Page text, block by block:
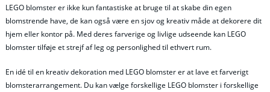
LEGO blomster er ikke kun fantastiske at bruge til at skabe din egen
blomstrende have, de kan også være en sjov og kreativ måde at dekorere dit
hjem eller kontor på. Med deres farverige og livlige udseende kan LEGO
blomster tilføje et strejf af leg og personlighed til ethvert rum.
En idé til en kreativ dekoration med LEGO blomster er at lave et farverigt
blomsterarrangement. Du kan vælge forskellige LEGO blomster i forskellige